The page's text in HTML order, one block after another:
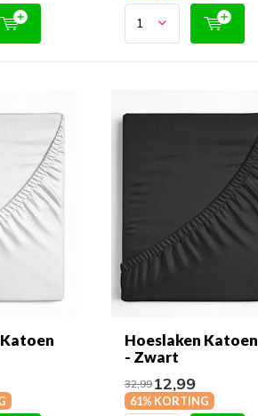
Hoeslaken Katoen
- Zwart
32,9912,99
61% KORTING